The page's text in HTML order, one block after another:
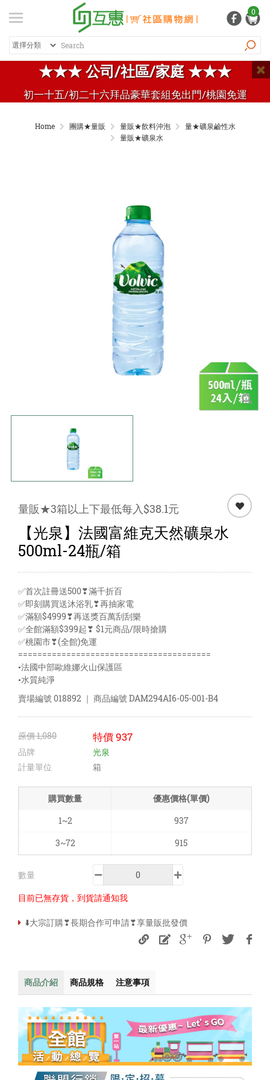
★★★ 公司/社區/家庭 ★★★
初一十五/初二十六拜品豪華套組免出門/桃園免運
0
登入 / 註冊
紅利專區
熱銷商品
Home 團購★量販 量販★飲料沖泡
量★礦泉鹼性水
量販★礦泉水
量販★3箱以上下最低每入$38.1元
【光泉】法國富維克天然礦泉水
500ml-24瓶/箱
✅首次註冊送500❣滿千折百
✅即刻購買送沐浴乳❣再抽家電
✅滿額$4999❣再送獎百萬刮刮樂
✅全館滿額$399起❣ $1元商品/限時搶購
✅桃園市❣(全館)免運
========================================
•法國中部歐維娜火山保護區
•水質純淨
賣場編號018892 ｜ 商品編號DAM294AI6-05-001-B4
原價1,080 特價937
品牌
光泉
計量單位
箱
購買數量
優惠價格(單價)
1~2
937
3~72
915
數量
目前已無存貨，到貨請通知我
⬇️大宗訂購❣長期合作可申請❣享量販批發價
商品介紹 商品規格 注意事項